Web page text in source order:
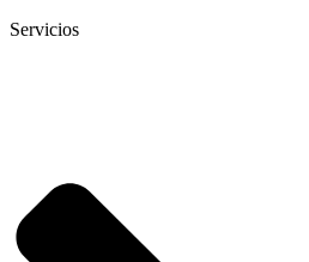
Servicios